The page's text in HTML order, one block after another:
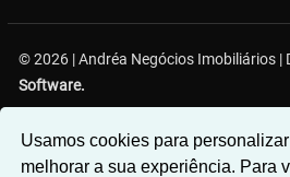
Usamos cookies para
melhorar a sua experiência. Para
© 2026 | Andréa Negócios Imobiliários |
Software.
Rua Francisco Leite, nº 94 - Centro -